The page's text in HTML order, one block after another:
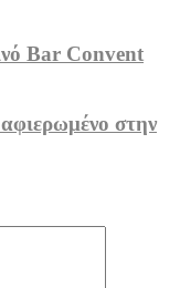
Bar Convent
στην